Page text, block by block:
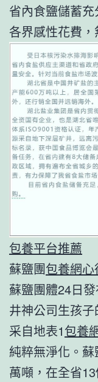
省內食鹽儲蓄
各界感性花費，
包養平台推薦
蘇鹽團包養網心
蘇鹽團體24日
井神公司生孩子
采自地表1包養
純粹無淨化。
萬噸，在全省